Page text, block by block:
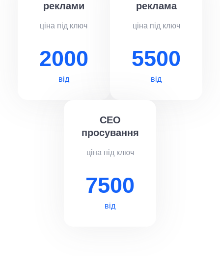
реклами
ціна під ключ
2000
від
реклама
ціна під ключ
5500
від
СЕО
просування
ціна під ключ
7500
від